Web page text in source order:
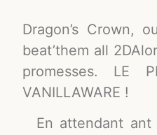
Dragon’s Crown,
beat’them all
promesses. LE
VANILLAWARE !
En attendant ant